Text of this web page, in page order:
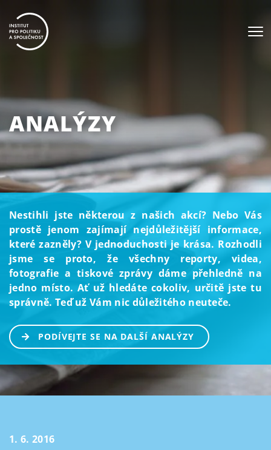
ANALÝZY
Nestihli jste některou z našich akcí? Nebo Vás
prostě jenom zajímají nejdůležitější informace,
které zazněly? V jednoduchosti je krása. Rozhodli
jsme se proto, že všechny reporty, videa,
fotografie a tiskové zprávy dáme přehledně na
jedno místo. Ať už hledáte cokoliv, určitě jste tu
správně. Teď už Vám nic důležitého neuteče.
PODÍVEJTE SE NA DALŠÍ ANALÝZY
1. 6. 2016